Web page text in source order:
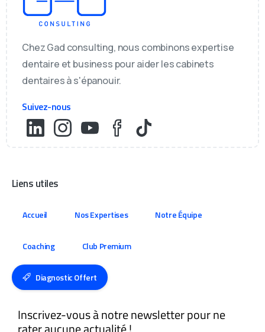
Chez Gad consulting, nous combinons expertise
dentaire et business pour aider les cabinets
dentaires à s'épanouir.
Suivez-nous
Liens utiles
Accueil Nos Expertises Notre Équipe
Coaching Club Premium
Diagnostic Offert